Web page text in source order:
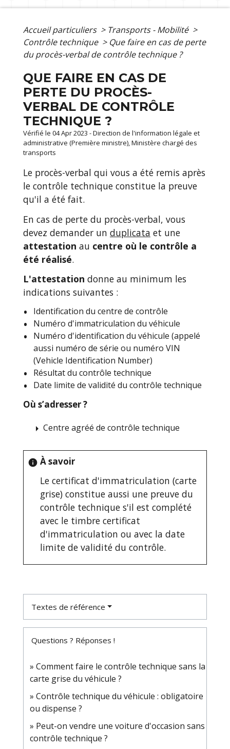
Accueil particuliers > Transports - Mobilité >
Contrôle technique > Que faire en cas de perte
du procès-verbal de contrôle technique ?
QUE FAIRE EN CAS DE
PERTE DU PROCÈS-
VERBAL DE CONTRÔLE
TECHNIQUE ?
Vérifié le 04 Apr 2023 - Direction de l'information légale et
administrative (Première ministre), Ministère chargé des
transports
Le procès-verbal qui vous a été remis après
le contrôle technique constitue la preuve
qu'il a été fait.
En cas de perte du procès-verbal, vous
devez demander un duplicata et une
attestation au centre où le contrôle a
été réalisé.
L'attestation donne au minimum les
indications suivantes :
Identification du centre de contrôle
Numéro d'immatriculation du véhicule
Numéro d'identification du véhicule (appelé
aussi numéro de série ou numéro VIN
(Vehicle Identification Number)
Résultat du contrôle technique
Date limite de validité du contrôle technique
Où s’adresser ?
arrow_right Centre agréé de contrôle technique
info À savoir
Le certificat d'immatriculation (carte
grise) constitue aussi une preuve du
contrôle technique s'il est complété
avec le timbre certificat
d'immatriculation ou avec la date
limite de validité du contrôle.
Textes de référence
Questions ? Réponses !
Comment faire le contrôle technique sans la
carte grise du véhicule ?
Contrôle technique du véhicule : obligatoire
ou dispense ?
Peut-on vendre une voiture d'occasion sans
contrôle technique ?